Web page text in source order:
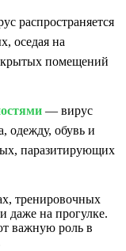
распространяется
оседая на
помещений
— вирус
одежду, обувь и
паразитирующих
тренировочных
даже на прогулке.
важную роль в